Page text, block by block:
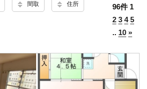
間取 住所 96件 1
2 3 4 5
.. 10 »